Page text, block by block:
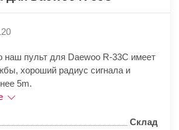
наш пульт для Daewoo R-33C имеет
хороший радиус сигнала и
5m.
Склад